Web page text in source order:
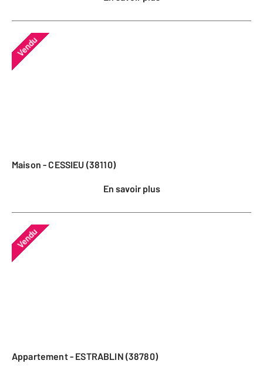
Vendu
Maison - CESSIEU (38110)
En savoir plus
Vendu
Appartement - ESTRABLIN (38780)